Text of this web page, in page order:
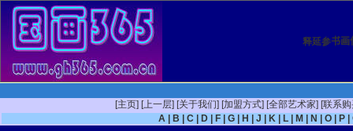
释延参书画
[主页] [上一层] [关于我们] [加盟方式] [全部艺术家] [联系
A
B C D F G H J K L M N O P